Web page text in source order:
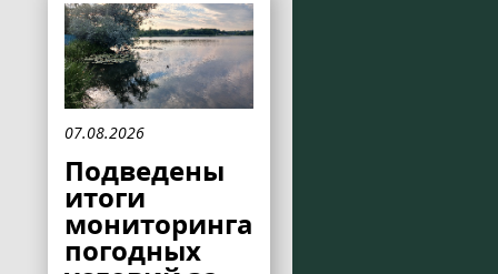
07.08.2026
Подведены
итоги
мониторинга
погодных